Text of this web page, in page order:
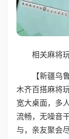
相关麻将
【新疆乌
木齐百搭麻将
宽大桌面，多
流畅，无噪音
与，亲友聚会